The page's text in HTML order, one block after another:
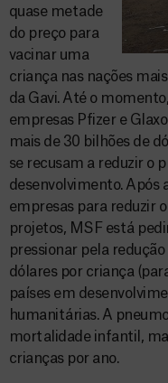
quase metade
do preço para
vacinar uma
criança nas nações
da Gavi. Até o
empresas Pfizer e
mais de 30 bilhões de
se recusam a reduzir o
desenvolvimento. Após
empresas para reduzir
projetos, MSF está
pressionar pela
dólares por criança
países em
humanitárias. A
mortalidade infantil,
crianças por ano.